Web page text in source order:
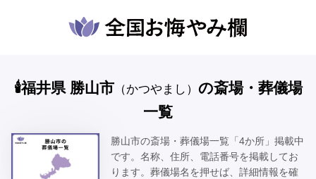
🕯️福井県 勝山市 （かつやまし） の斎場・葬儀場
一覧
勝山市の斎場・葬儀場一覧「4か所」掲載中
です。名称、住所、電話番号を掲載してお
ります。葬儀場名を押せば、詳細情報を確